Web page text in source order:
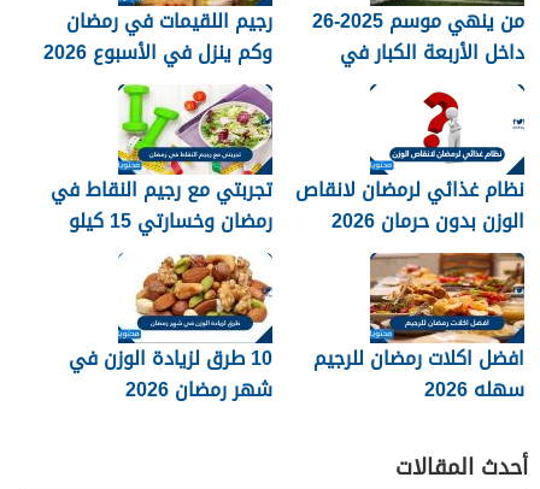
من ينهي موسم 2025-26
داخل الأربعة الكبار في
الدوري الإنجليزي؟
رجيم اللقيمات في رمضان
وكم ينزل في الأسبوع 2026
نظام غذائي لرمضان لانقاص
الوزن بدون حرمان 2026
تجربتي مع رجيم النقاط في
رمضان وخسارتي 15 كيلو
2026
افضل اكلات رمضان للرجيم
سهله 2026
10 طرق لزيادة الوزن في
شهر رمضان 2026
أحدث المقالات